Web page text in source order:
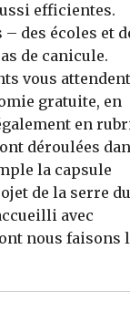
efficientes.
des écoles et
de canicule.
vous
gratuite, en
en
déroulées
la capsule
de la serre du
avec
nous faisons